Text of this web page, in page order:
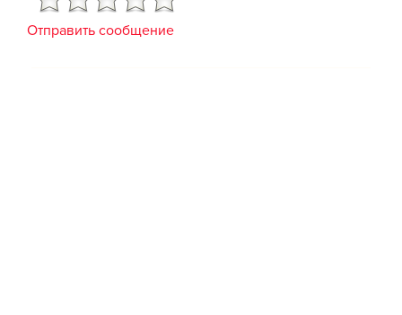
Отправить сообщение